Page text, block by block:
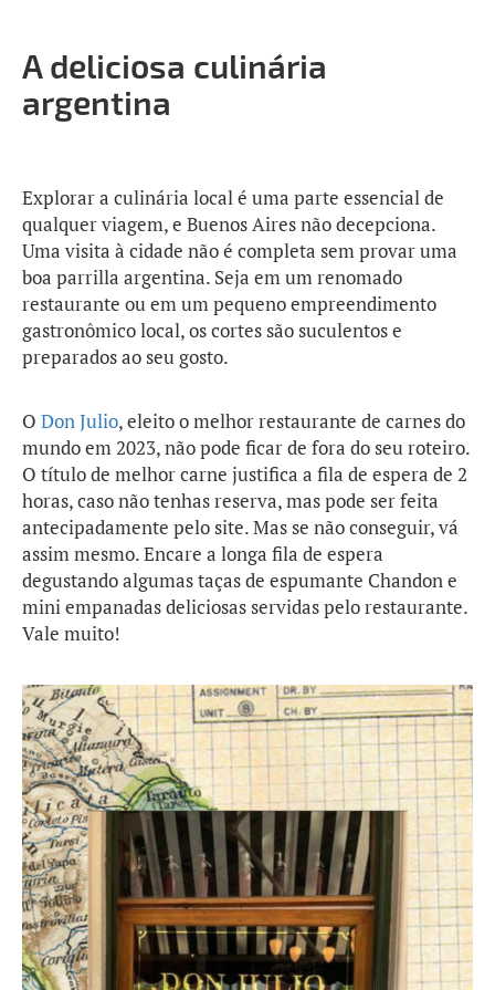
A deliciosa culinária
argentina
Explorar a culinária local é uma parte essencial de
qualquer viagem, e Buenos Aires não decepciona.
Uma visita à cidade não é completa sem provar uma
boa parrilla argentina. Seja em um renomado
restaurante ou em um pequeno empreendimento
gastronômico local, os cortes são suculentos e
preparados ao seu gosto.
O Don Julio, eleito o melhor restaurante de carnes do
mundo em 2023, não pode ficar de fora do seu roteiro.
O título de melhor carne justifica a fila de espera de 2
horas, caso não tenhas reserva, mas pode ser feita
antecipadamente pelo site. Mas se não conseguir, vá
assim mesmo. Encare a longa fila de espera
degustando algumas taças de espumante Chandon e
mini empanadas deliciosas servidas pelo restaurante.
Vale muito!